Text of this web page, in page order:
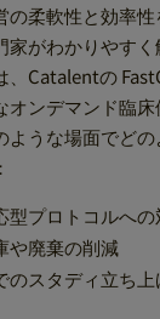
の柔軟性と効率
がわかりやすく
、Catalentの
オンデマンド臨
ような場面でど
型プロトコルへの
や廃棄の削減
のスタディ立ち